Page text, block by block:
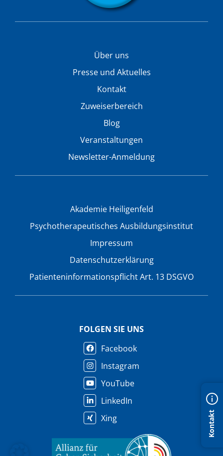
Kontakt
Über uns
Presse und Aktuelles
Kontakt
Zuweiserbereich
Blog
Veranstaltungen
Newsletter-Anmeldung
Akademie Heiligenfeld
Psychotherapeutisches Ausbildungsinstitut
Impressum
Datenschutzerklärung
Patienteninformationspflicht Art. 13 DSGVO
FOLGEN SIE UNS
Facebook
Instagram
YouTube
LinkedIn
Xing